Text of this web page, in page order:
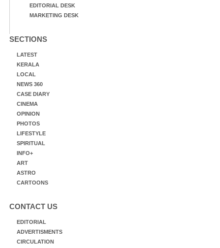
EDITORIAL DESK
MARKETING DESK
SECTIONS
LATEST
KERALA
LOCAL
NEWS 360
CASE DIARY
CINEMA
OPINION
PHOTOS
LIFESTYLE
SPIRITUAL
INFO+
ART
ASTRO
CARTOONS
CONTACT US
EDITORIAL
ADVERTISMENTS
CIRCULATION